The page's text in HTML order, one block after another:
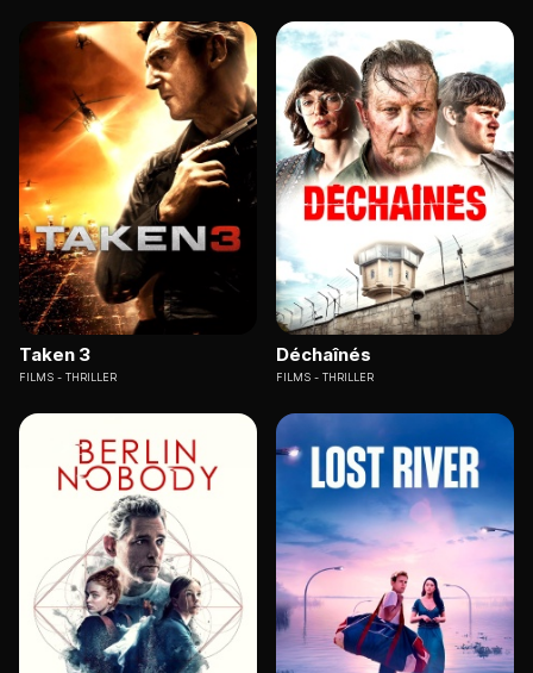
Taken 3
FILMS THRILLER
Déchaînés
FILMS THRILLER